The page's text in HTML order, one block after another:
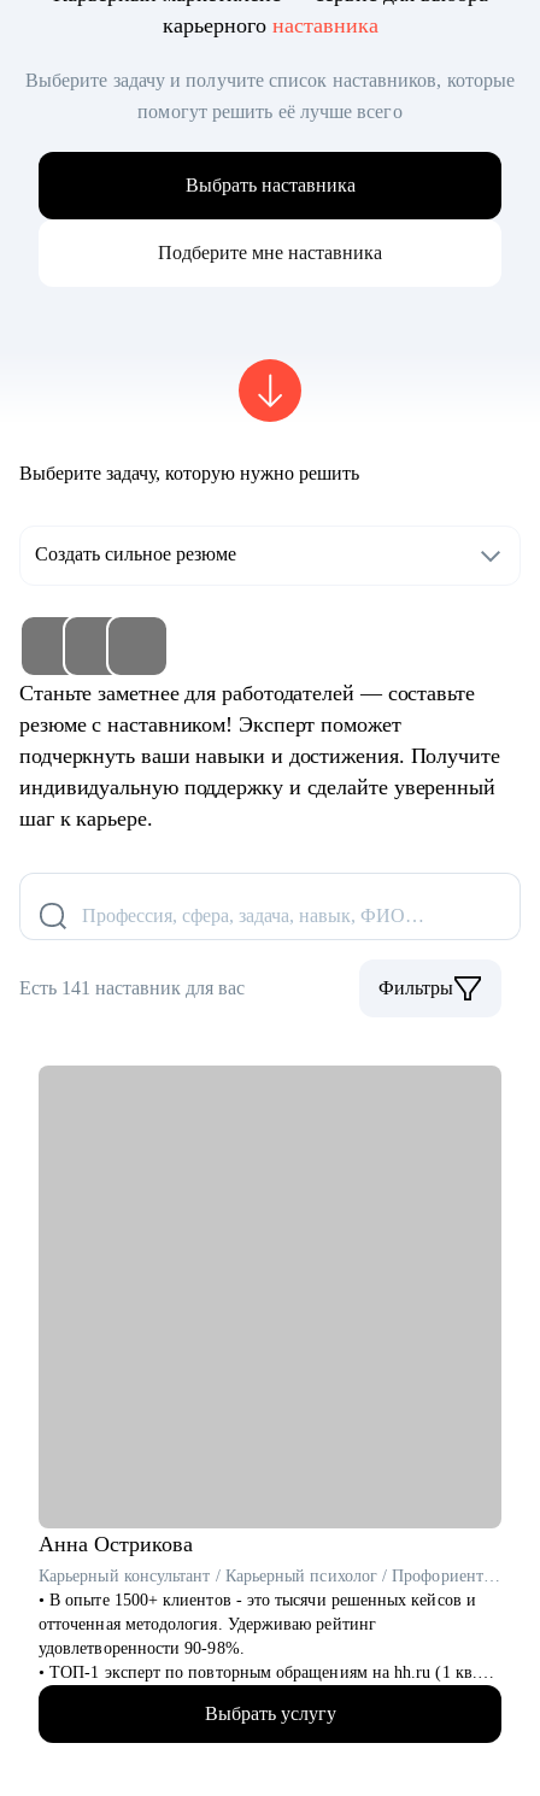
карьерного наставника
Выберите задачу и получите список наставников, которые
помогут решить её лучше всего
Выбрать наставника
Подберите мне наставника
Выберите задачу, которую нужно решить
Создать сильное резюме
Станьте заметнее для работодателей — составьте
резюме с наставником! Эксперт поможет
подчеркнуть ваши навыки и достижения. Получите
индивидуальную поддержку и сделайте уверенный
шаг к карьере.
Профессия, сфера, задача, навык, ФИО…
Есть 141 наставник для вас Фильтры
Анна Острикова
Карьерный консультант / Карьерный психолог / Профориентолог / Резюмерайтер
• В опыте 1500+ клиентов - это тысячи решенных кейсов и
отточенная методология. Удерживаю рейтинг
удовлетворенности 90-98%.
• ТОП-1 эксперт по повторным обращениям на hh.ru (1 кв.
2025), ТОП-3 по популярности (1 кв. 2025), ТОП-5 по
популярности (1 полугодие 2024).
• 6+ лет на руководящих HR-позициях и 10+ лет в
Выбрать услугу